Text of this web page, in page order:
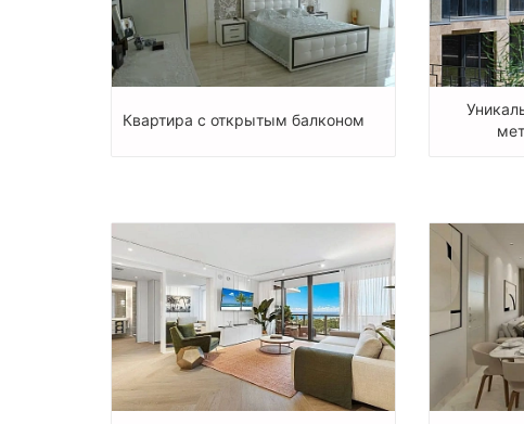
Квартира с открытым балконом